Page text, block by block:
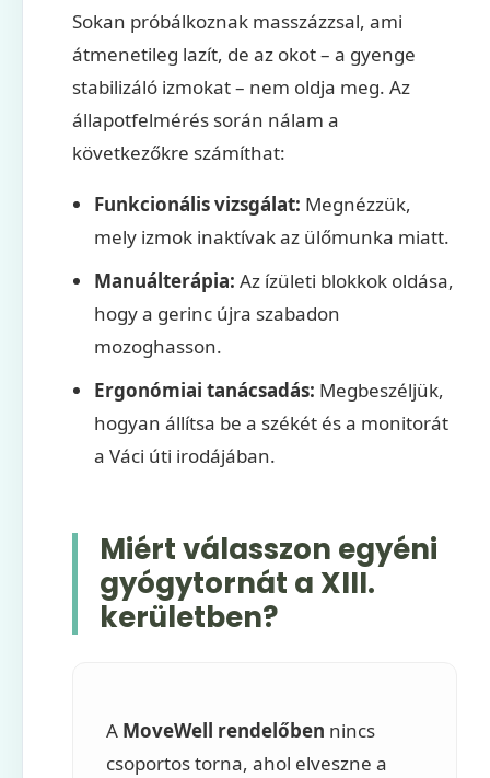
Sokan próbálkoznak masszázzsal, ami
átmenetileg lazít, de az okot – a gyenge
stabilizáló izmokat – nem oldja meg. Az
állapotfelmérés során nálam a
következőkre számíthat:
Funkcionális vizsgálat: Megnézzük,
mely izmok inaktívak az ülőmunka miatt.
Manuálterápia: Az ízületi blokkok oldása,
hogy a gerinc újra szabadon
mozoghasson.
Ergonómiai tanácsadás: Megbeszéljük,
hogyan állítsa be a székét és a monitorát
a Váci úti irodájában.
Miért válasszon egyéni
gyógytornát a XIII.
kerületben?
A MoveWell rendelőben nincs
csoportos torna, ahol elveszne a